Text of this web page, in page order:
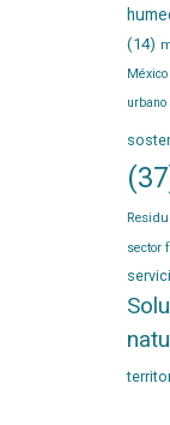
(14)
México
urbano
sector